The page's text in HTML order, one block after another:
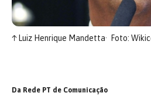
↑Luiz Henrique Mandetta Foto:
Da Rede PT de Comunicação